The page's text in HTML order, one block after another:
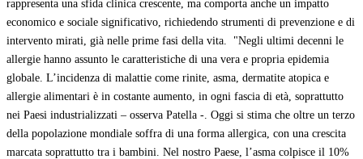
rappresenta una sfida clinica crescente, ma comporta anche un impatto
economico e sociale significativo, richiedendo strumenti di prevenzione e di
intervento mirati, già nelle prime fasi della vita. "Negli ultimi decenni le
allergie hanno assunto le caratteristiche di una vera e propria epidemia
globale. L’incidenza di malattie come rinite, asma, dermatite atopica e
allergie alimentari è in costante aumento, in ogni fascia di età, soprattutto
nei Paesi industrializzati – osserva Patella -. Oggi si stima che oltre un terzo
della popolazione mondiale soffra di una forma allergica, con una crescita
marcata soprattutto tra i bambini. Nel nostro Paese, l’asma colpisce il 10%